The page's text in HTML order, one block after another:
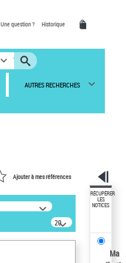
Une question ? Historique
AUTRES RECHERCHES
Ajouter à mes références
20
résultats/page
RÉCUPÉRER
LES
NOTICES
Ma